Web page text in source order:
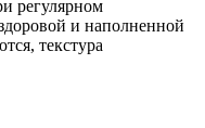
регулярном
и наполненной
текстура